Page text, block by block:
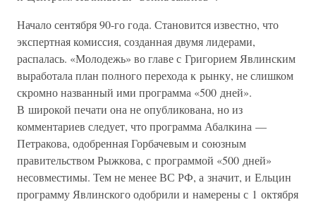
Начало сентября 90-го года. Становится известно, что
экспертная комиссия, созданная двумя лидерами,
распалась. «Молодежь» во главе с Григорием Явлинским
выработала план полного перехода к рынку, не слишком
скромно названный ими программа «500 дней».
В широкой печати она не опубликована, но из
комментариев следует, что программа Абалкина —
Петракова, одобренная Горбачевым и союзным
правительством Рыжкова, с программой «500 дней»
несовместимы. Тем не менее ВС РФ, а значит, и Ельцин
программу Явлинского одобрили и намерены с 1 октября